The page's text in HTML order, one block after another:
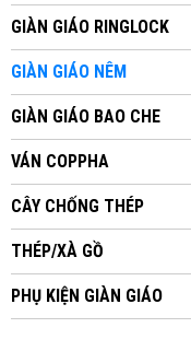
GIÀN GIÁO RINGLOCK
GIÀN GIÁO NÊM
GIÀN GIÁO BAO CHE
VÁN COPPHA
CÂY CHỐNG THÉP
THÉP/XÀ GỒ
PHỤ KIỆN GIÀN GIÁO